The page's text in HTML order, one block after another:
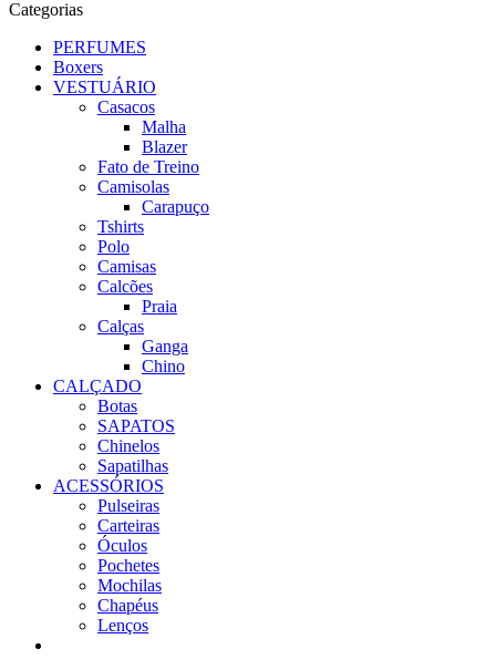
Categorias
PERFUMES
Boxers
VESTUÁRIO
Casacos
Malha
Blazer
Fato de Treino
Camisolas
Carapuço
Tshirts
Polo
Camisas
Calcões
Praia
Calças
Ganga
Chino
CALÇADO
Botas
SAPATOS
Chinelos
Sapatilhas
ACESSÓRIOS
Pulseiras
Carteiras
Óculos
Pochetes
Mochilas
Chapéus
Lenços